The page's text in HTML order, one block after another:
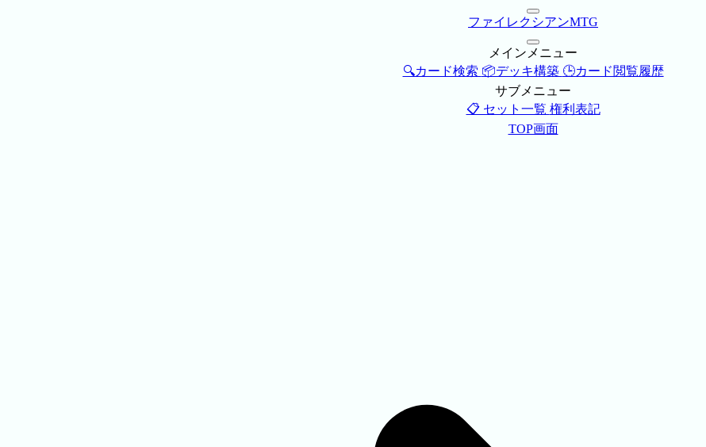
ファイレクシアンMTG
メインメニュー
🔍カード検索 📦デッキ構築 🕒カード閲覧履歴
サブメニュー
📋 セット一覧 権利表記
TOP画面